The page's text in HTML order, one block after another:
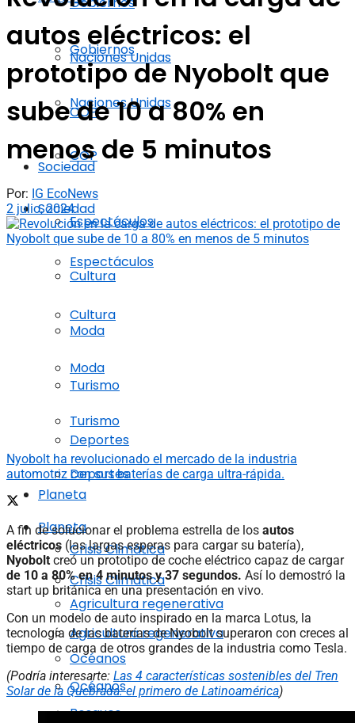
Naciones Unidas
COP
Sociedad
Espectáculos
Cultura
Moda
Turismo
Deportes
Planeta
Crisis Climática
Agricultura regenerativa
Océanos
Bosques
Gobiernos
Naciones Unidas
COP
Sociedad
Espectáculos
Cultura
Moda
Turismo
Deportes
Planeta
Crisis Climática
Agricultura regenerativa
Océanos
autos eléctricos: el
prototipo de Nyobolt que
sube de 10 a 80% en
menos de 5 minutos
Por: IG EcoNews
2 julio, 2024
Nyobolt ha revolucionado el mercado de la industria
automotriz con sus baterías de carga ultra-rápida.
A fin de solucionar el problema estrella de los autos
eléctricos (las largas esperas para cargar su batería),
Nyobolt creó un prototipo de coche eléctrico capaz de cargar
de 10 a 80% en 4 minutos y 37 segundos. Así lo demostró la
start up británica en una presentación en vivo.
Con un modelo de auto inspirado en la marca Lotus, la
tecnología de las baterías de Nyobolt superaron con creces al
tiempo de carga de otros grandes de la industria como Tesla.
(Podría interesarte: Las 4 características sostenibles del Tren
Solar de la Quebrada: el primero de Latinoamérica)